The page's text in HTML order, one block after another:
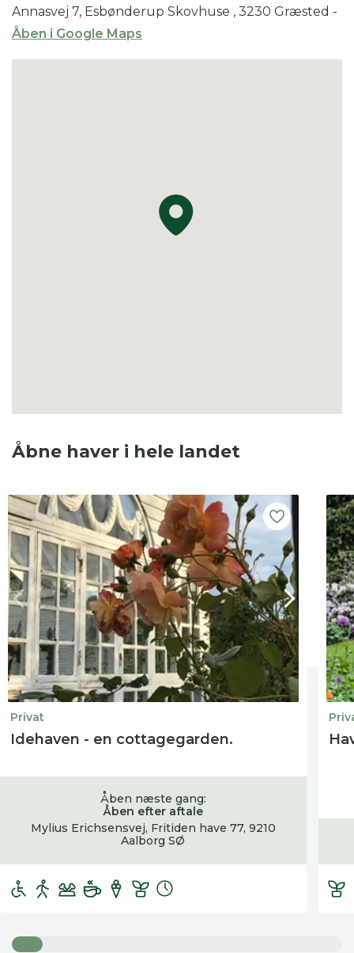
Kompostbeholdere producerer jord til 100+
krukker og 20+ bede.
rhododendron; der er desuden drivhus og
Annasvej 7, Esbønderup Skovhuse , 3230 Græsted -
Åben i Google Maps
Åbne haver i hele landet
Privat
Idehaven - en cottagegarden.
Åben næste gang:
Åben efter aftale
Mylius Erichsensvej, Fritiden have 77, 9210
Aalborg SØ